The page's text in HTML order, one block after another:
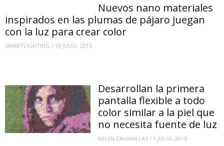
Nuevos nano materiales
inspirados en las plumas de pájaro juegan
con la luz para crear color
SMARTLIGHTING / 16 JULIO, 2015
Desarrollan la primera
pantalla flexible a todo
color similar a la piel que
no necesita fuente de luz
BELEN CAVANILLAS / 1 JULIO, 2015